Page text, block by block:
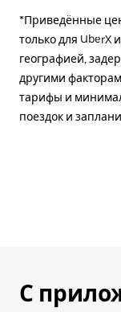
*Приведённые
только для UberX
географией,
другими
тарифы и
поездок и
С